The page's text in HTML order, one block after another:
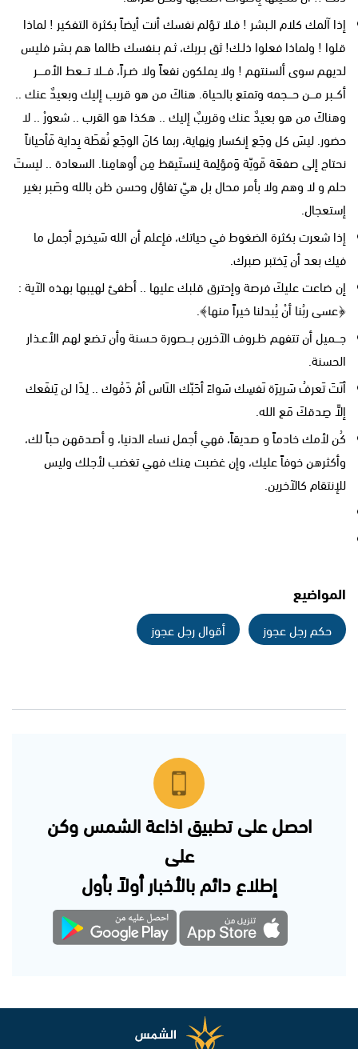
إذا آلمك كلام الـبشر ! فـلا تـؤلم نفسك أنت أيضاً بكثرة التفكير ! لماذا
قلوا ! ولماذا فعلوا ذلـك! ثق بـربك، ثـم بـنفسك طالما هم بـشر فليس
لديهم سوى ألسنتهم ! ولا يملكون نفعاً ولا ضـراً، فـــلا تـــعط الأمــــر
أكــبر مـــن حـــجمه وتمتع بالحياة. هناكَ من هو قريب إليك وبعيدٌ عنك ..
وهناكَ من هو بعيدٌ عنك وقريبٌ إليك .. هكذا هو القرب .. شعورْ .. لا
حضور. ليسَ كل وجَع إنكسار ونِهاية، ربما كانَ الوجَع نُقطَة بِداية فَأحياناً
نحتاج إلى صفعَة قَويّة وَمؤلِمة لِنستَيقظ مِن أوهامِنا. السعادة .. ليستَ
حلم و لا وهم ولا بأمر محال بل هيّ تفاؤل وحسن ظن بالله وصَبر بغير
إستعجال.
إذا شعرت بكثرة الضغوط في حياتك، فإعلم أن الله سَيخرج أجمل ما
فيك بعد أن يَختبر صبرك.
إن ضاعت عليكَ فرصة وإحترق قلبك عليها .. أطفئ لهيبها بهذه الآية :
﴿عسى ربُنا أنْ يُبدلنا خيراً منها﴾.
جـــميل أن تتفهم ظـروف الآخرين بـــصورة حـسنة وأن تـضع لهم الأعـذار
الحسنة.
أنَتَ تَعرفُ سَريرَة نَفسِك سَواءً أحَبّك النَاس أمْ ذَمُوك .. لِذَا لن يَنفَعك
إلاَّ صِدقكَ مَع الله.
كُن لأمك خادماً و صديقاً، فهي أجمل نساء الدنيا، و أصدقهن حباً لك،
وأكثرهن خوفاً عليك، وإن غضبت مِنك فهي تغضب لأجلك وليس
للإنتقام كالآخرين.
المواضيع
حكم رجل عجوز أقوال رجل عجوز
احصل على تطبيق اذاعة الشمس وكن
على
إطلاع دائم بالأخبار أولاً بأول